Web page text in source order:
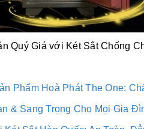
Quý Giá với Két Sắt Chống
Phẩm Hoà Phát The One:
& Sang Trọng Cho Mọi Gia